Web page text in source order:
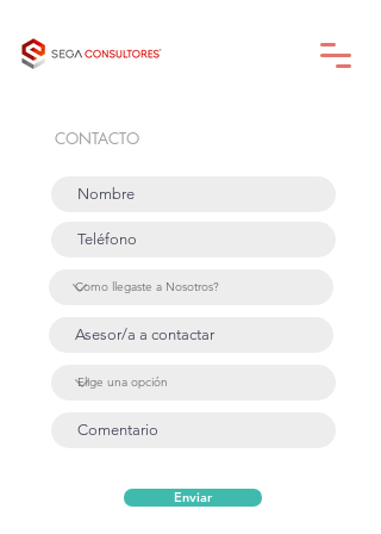
CONTACTO
Enviar